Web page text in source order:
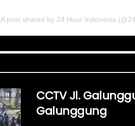
A post shared by 24 Hour Indonesia
CCTV Jl.
Galunggung